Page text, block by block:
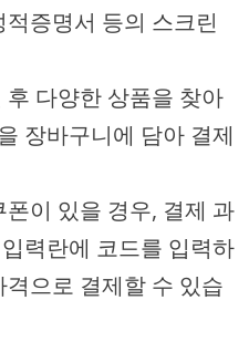
증명서 등의 스크린
후 다양한 상품을 찾아
장바구니에 담아 결제
폰이 있을 경우, 결제 과
력란에 코드를 입력하
으로 결제할 수 있습